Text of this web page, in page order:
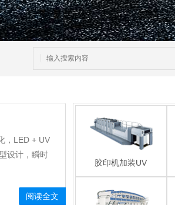
，LED + UV
设计，瞬时
阅读全文
胶印机加装UV